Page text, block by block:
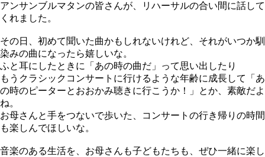
アンサンブルマタンの皆さんが、リハーサルの合い間に話して
くれました。
その日、初めて聞いた曲かもしれないけれど、それがいつか馴
染みの曲になったら嬉しいな。
ふと耳にしたときに「あの時の曲だ」って思い出したり
もうクラシックコンサートに行けるような年齢に成長して「あ
の時のピーターとおおかみ聴きに行こうか！」とか、素敵だよ
ね。
お母さんと手をつないで歩いた、コンサートの行き帰りの時間
も楽しんでほしいな。
音楽のある生活を、お母さんも子どもたちも、ぜひ一緒に楽し